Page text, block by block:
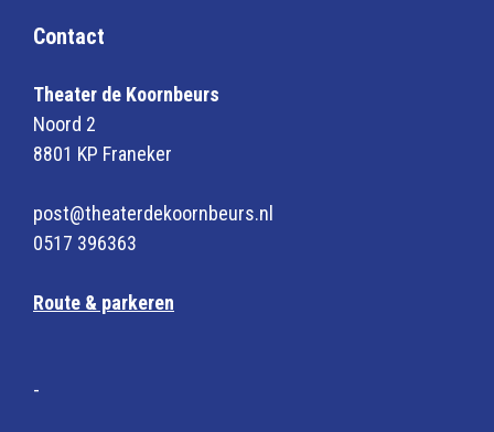
Contact
Theater de Koornbeurs
Noord 2
8801 KP Franeker
post@theaterdekoornbeurs.nl
0517 396363
Route & parkeren
-